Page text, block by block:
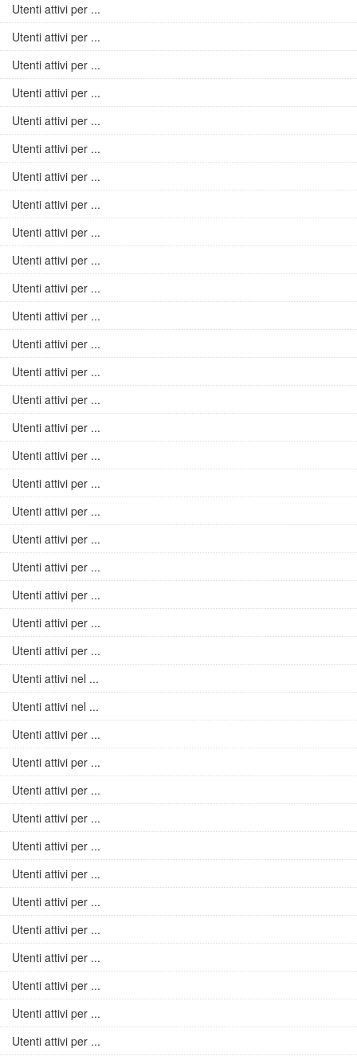
Utenti attivi per ...
Utenti attivi per ...
Utenti attivi per ...
Utenti attivi per ...
Utenti attivi per ...
Utenti attivi per ...
Utenti attivi per ...
Utenti attivi per ...
Utenti attivi per ...
Utenti attivi per ...
Utenti attivi per ...
Utenti attivi per ...
Utenti attivi per ...
Utenti attivi per ...
Utenti attivi per ...
Utenti attivi per ...
Utenti attivi per ...
Utenti attivi per ...
Utenti attivi per ...
Utenti attivi per ...
Utenti attivi per ...
Utenti attivi per ...
Utenti attivi per ...
Utenti attivi per ...
Utenti attivi nel ...
Utenti attivi nel ...
Utenti attivi per ...
Utenti attivi per ...
Utenti attivi per ...
Utenti attivi per ...
Utenti attivi per ...
Utenti attivi per ...
Utenti attivi per ...
Utenti attivi per ...
Utenti attivi per ...
Utenti attivi per ...
Utenti attivi per ...
Utenti attivi per ...